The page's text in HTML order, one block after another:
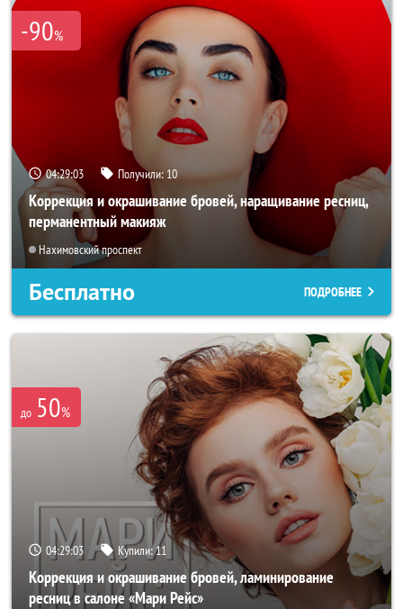
-90%
04:29:02 Получили:10
Коррекция и окрашивание бровей, наращивание ресниц,
перманентный макияж
Нахимовский проспект
Бесплатно ПОДРОБНЕЕ
до 50%
04:29:02 Купили:11
Коррекция и окрашивание бровей, ламинирование
ресниц в салоне «Мари Рейс»